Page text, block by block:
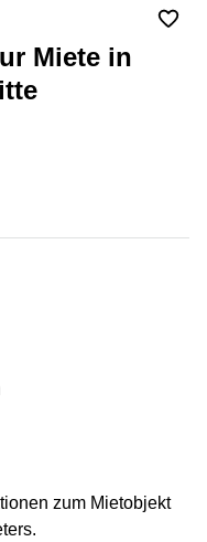
Miete in
zum Mietobjekt